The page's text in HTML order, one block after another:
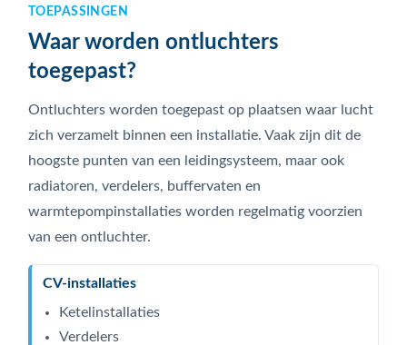
TOEPASSINGEN
Waar worden ontluchters
toegepast?
Ontluchters worden toegepast op plaatsen waar lucht
zich verzamelt binnen een installatie. Vaak zijn dit de
hoogste punten van een leidingsysteem, maar ook
radiatoren, verdelers, buffervaten en
warmtepompinstallaties worden regelmatig voorzien
van een ontluchter.
CV-installaties
Ketelinstallaties
Verdelers